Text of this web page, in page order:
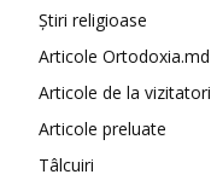
Știri religioase
Articole Ortodoxia.md
Articole de la vizitatori
Articole preluate
Tâlcuiri